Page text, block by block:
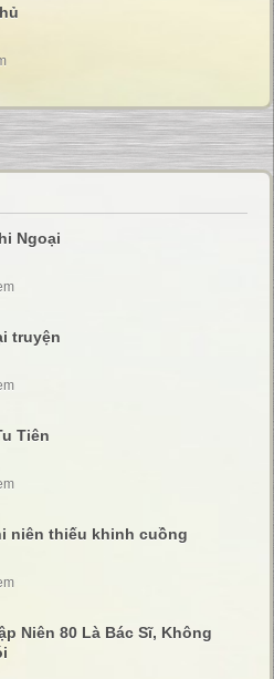
Ngoại
truyện
Tiên
niên thiếu khinh cuồng
Niên 80 Là Bác Sĩ, Không